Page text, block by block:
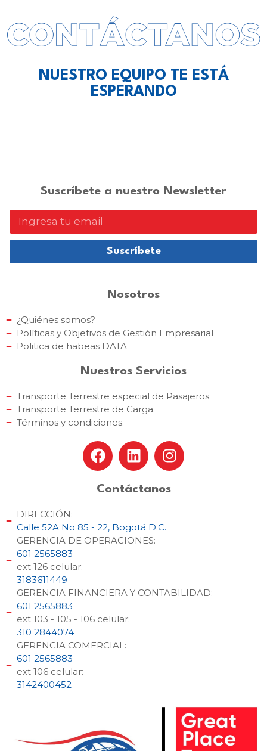
NUESTRO EQUIPO TE ESTÁ
ESPERANDO
Suscríbete a nuestro Newsletter
Suscríbete
Nosotros
¿Quiénes somos?
Políticas y Objetivos de Gestión Empresarial
Politica de habeas DATA
Nuestros Servicios
Transporte Terrestre especial de Pasajeros.
Transporte Terrestre de Carga.
Términos y condiciones.
Contáctanos
DIRECCIÓN:
Calle 52A No 85 - 22, Bogotá D.C.
GERENCIA DE OPERACIONES:
601 2565883
ext 126 celular:
3183611449
GERENCIA FINANCIERA Y CONTABILIDAD:
601 2565883
ext 103 - 105 - 106 celular:
310 2844074
GERENCIA COMERCIAL:
601 2565883
ext 106 celular:
3142400452